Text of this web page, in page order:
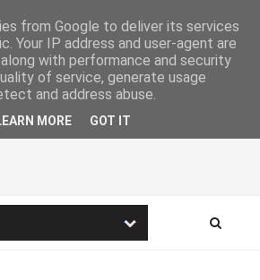
from Google to deliver its services
Your IP address and user-agent are
with performance and security
of service, generate usage
and address abuse.
MORE GOT IT